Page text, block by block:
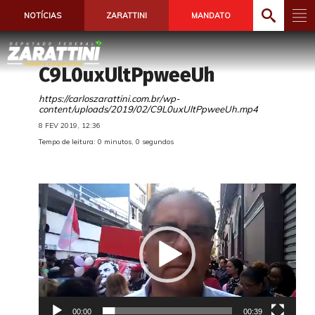
NOTÍCIAS ZARATTINI MANDATO
C9L0uxUltPpweeUh
https://carloszarattini.com.br/wp-
content/uploads/2019/02/C9L0uxUltPpweeUh.mp4
8 FEV 2019, 12:36
Tempo de leitura: 0 minutos, 0 segundos
o
c
a
d
o
r
d
00:00 00:39